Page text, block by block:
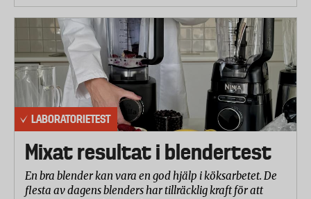
LABORATORIETEST
Mixat resultat i blendertest
En bra blender kan vara en god hjälp i köksarbetet. De
flesta av dagens blenders har tillräcklig kraft för att